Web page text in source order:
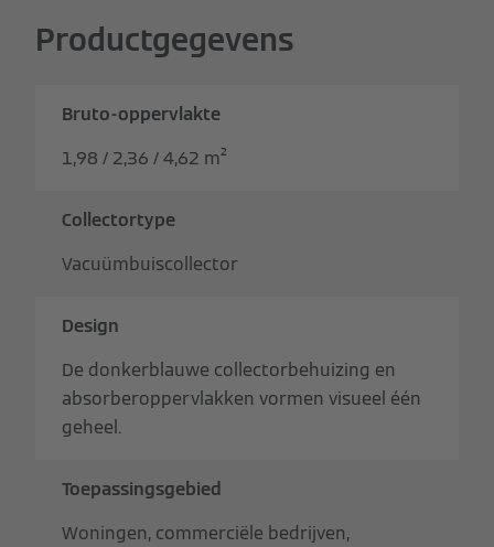
Productgegevens
Bruto-oppervlakte
1,98 / 2,36 / 4,62 m²
Collectortype
Vacuümbuiscollector
Design
De donkerblauwe collectorbehuizing en
absorberoppervlakken vormen visueel één
geheel.
Toepassingsgebied
Woningen, commerciële bedrijven,